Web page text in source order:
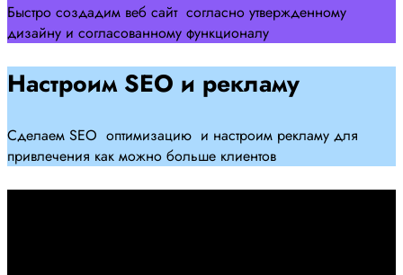
Быстро создадим веб сайт согласно утвержденному
дизайну и согласованному функционалу
Настроим SEO и рекламу
Сделаем SEO оптимизацию и настроим рекламу для
привлечения как можно больше клиентов